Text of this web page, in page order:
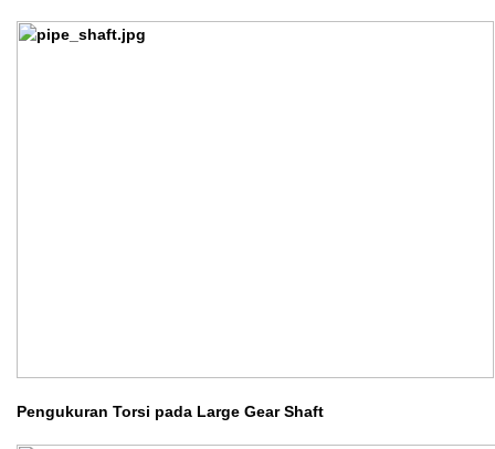
Pengukuran Torsi pada Large Gear Shaft